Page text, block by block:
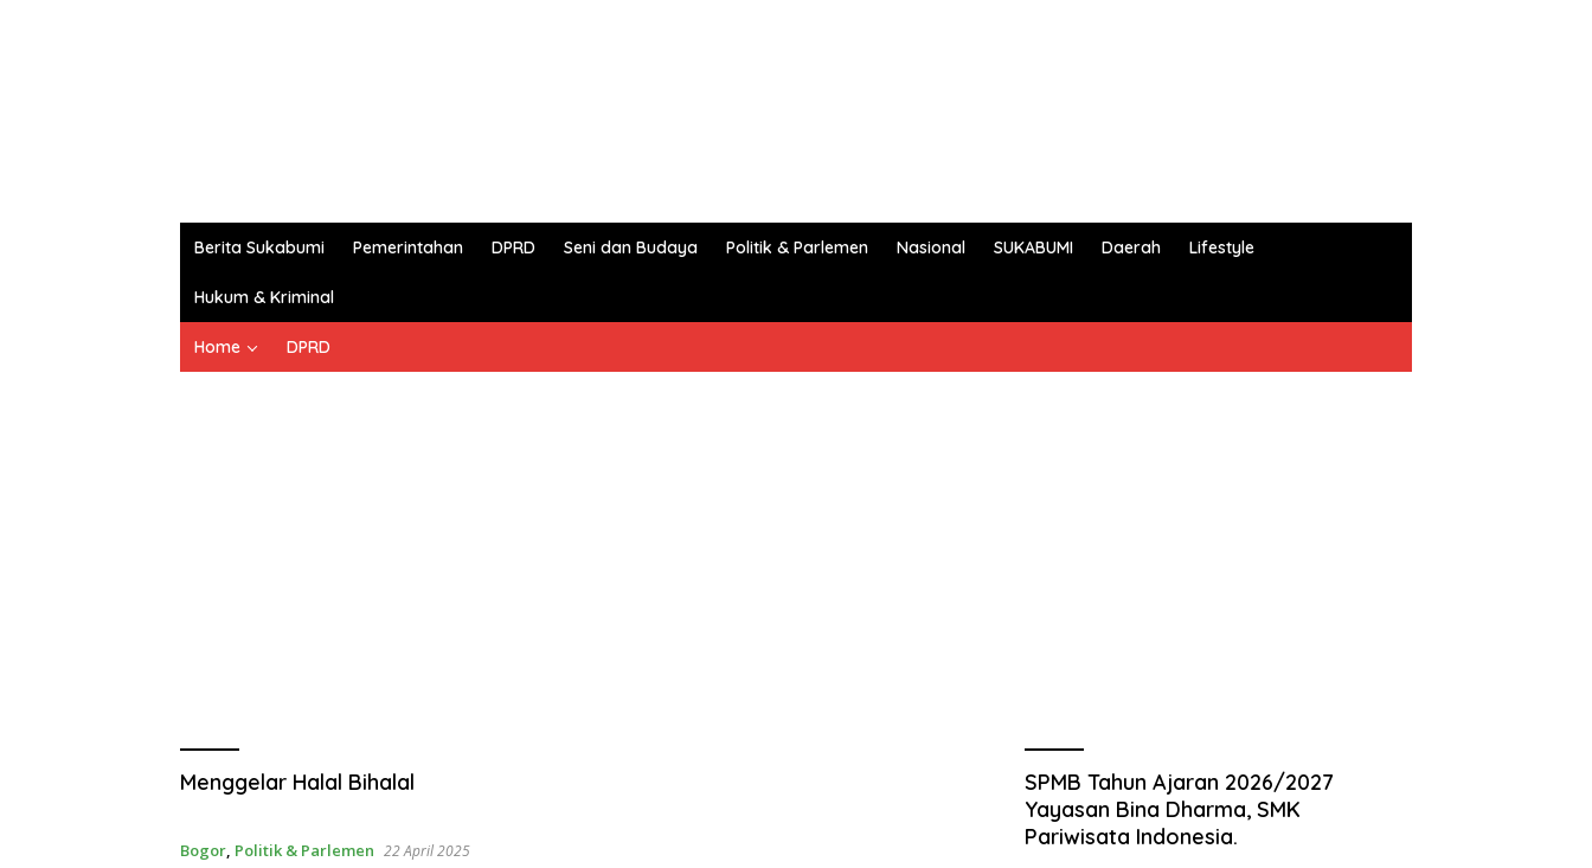
Berita Sukabumi Pemerintahan DPRD Seni dan Budaya Politik & Parlemen Nasional SUKABUMI Daerah Lifestyle
Hukum & Kriminal
Home DPRD
Menggelar Halal Bihalal
Bogor, Politik & Parlemen 22 April 2025
SPMB Tahun Ajaran 2026/2027
Yayasan Bina Dharma, SMK
Pariwisata Indonesia.